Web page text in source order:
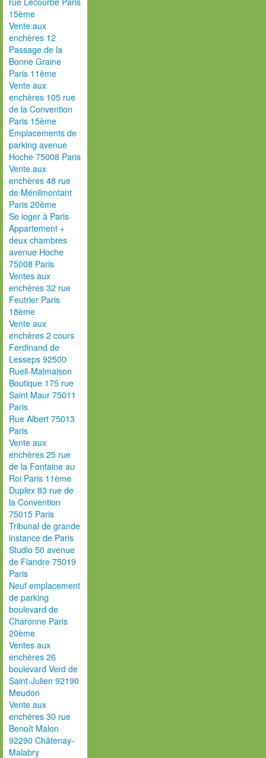
15ème
Vente aux
enchères 12
Passage de la
Bonne Graine
Paris 11ème
Vente aux
enchères 105 rue
de la Convention
Paris 15ème
Emplacements de
parking avenue
Hoche 75008 Paris
Vente aux
enchères 48 rue
de Ménilmontant
Paris 20ème
Se loger à Paris
Appartement +
deux chambres
avenue Hoche
75008 Paris
Ventes aux
enchères 32 rue
Feutrier Paris
18ème
Vente aux
enchères 2 cours
Ferdinand de
Lesseps 92500
Rueil-Malmaison
Boutique 175 rue
Saint Maur 75011
Paris
Rue Albert 75013
Paris
Vente aux
enchères 25 rue
de la Fontaine au
Roi Paris 11ème
Duplex 83 rue de
la Convention
75015 Paris
Tribunal de grande
instance de Paris
Studio 50 avenue
de Flandre 75019
Paris
Neuf emplacement
de parking
boulevard de
Charonne Paris
20ème
Ventes aux
enchères 26
boulevard Verd de
Saint-Julien 92190
Meudon
Vente aux
enchères 30 rue
Benoît Malon
92290 Châtenay-
Malabry